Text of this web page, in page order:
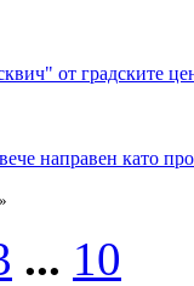
от градските
направен като
»
... 10